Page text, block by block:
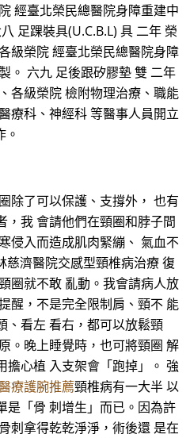
經臺北榮民總醫院身障重建中
足踝裝具(U.C.B.L) 具 二年 榮
級榮院 經臺北榮民總醫院身障
。 六九 足後跟矽膠墊 雙 二年
各級榮院 檢附物理治療、職能
療科、神經科 等醫事人員開立
除了可以保護、支撐外， 也有
，我 會請他們在頸圈和脖子間
侵入而造成肌肉緊繃、 氣血不
慈濟醫院交感型頸椎病治療 復
圈就不敢 亂動。我會請病人放
醒，不是完全限制肩、頸不 能
、看左 看右，都可以放鬆頸
。晚上睡覺時，也可將頸圈 解
擔心植 入支架會「跑掉」。 強
療護腕推薦頸椎病有一大半 以
是「骨 刺增生」而已。因為許
刺拿得乾乾淨淨，術後還 是在